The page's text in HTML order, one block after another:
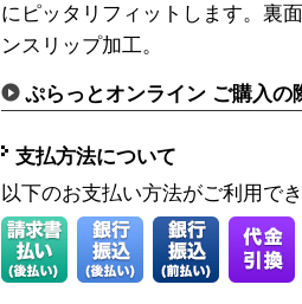
にピッタリフィットします。裏
ンスリップ加工。
ぷらっとオンライン ご購入の
支払方法について
以下のお支払い方法がご利用で